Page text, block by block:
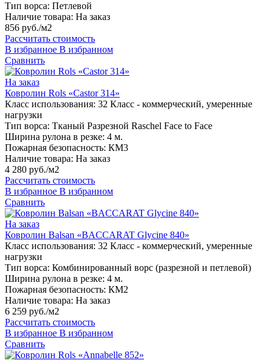
Тип ворса: Петлевой
Наличие товара: На заказ
856 руб./м2
Рассчитать стоимость
В избранное В избранном
Сравнить
На заказ
Ковролин Rols «Castor 314»
Класс использования: 32 Класс - коммерческий, умеренные
нагрузки
Тип ворса: Тканый Разрезной Raschel Face to Face
Ширина рулона в резке: 4 м.
Пожарная безопасность: КМ3
Наличие товара: На заказ
4 280 руб./м2
Рассчитать стоимость
В избранное В избранном
Сравнить
На заказ
Ковролин Balsan «BACCARAT Glycine 840»
Класс использования: 32 Класс - коммерческий, умеренные
нагрузки
Тип ворса: Комбинированный ворс (разрезной и петлевой)
Ширина рулона в резке: 4 м.
Пожарная безопасность: КМ2
Наличие товара: На заказ
6 259 руб./м2
Рассчитать стоимость
В избранное В избранном
Сравнить